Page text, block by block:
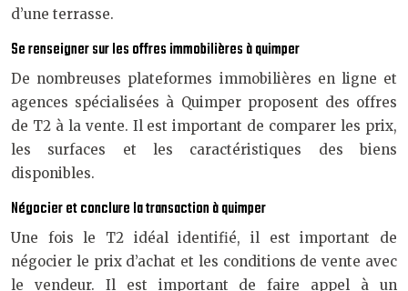
d’une terrasse.
Se renseigner sur les offres immobilières à quimper
De nombreuses plateformes immobilières en ligne et
agences spécialisées à Quimper proposent des offres
de T2 à la vente. Il est important de comparer les prix,
les surfaces et les caractéristiques des biens
disponibles.
Négocier et conclure la transaction à quimper
Une fois le T2 idéal identifié, il est important de
négocier le prix d’achat et les conditions de vente avec
le vendeur. Il est important de faire appel à un